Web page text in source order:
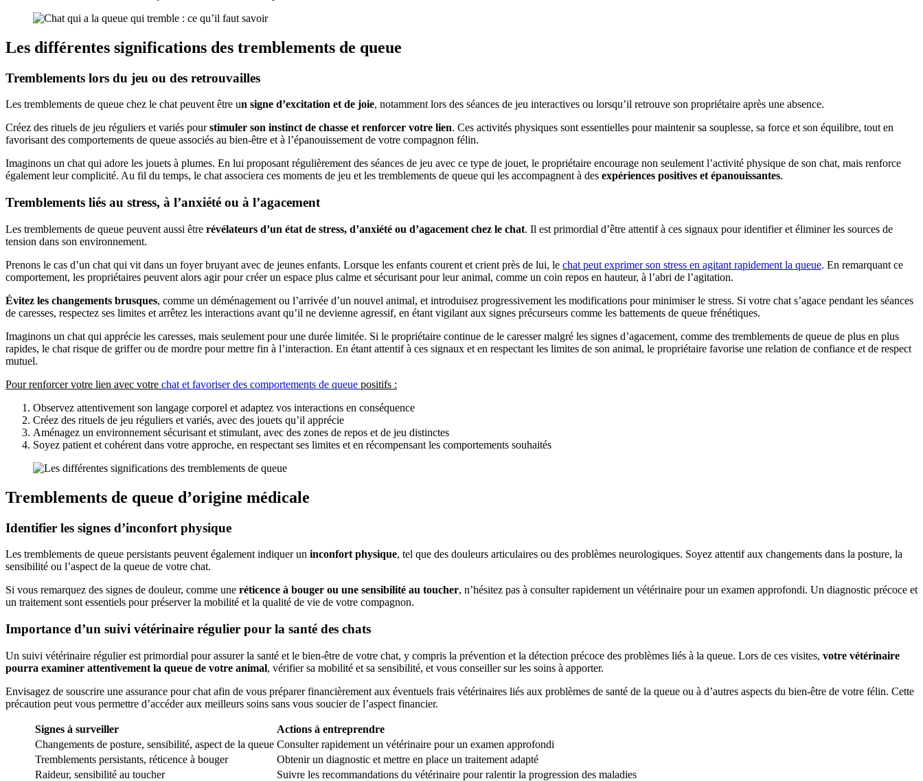
Les différentes significations des tremblements de queue
Tremblements lors du jeu ou des retrouvailles
Les tremblements de queue chez le chat peuvent être un signe d’excitation et de joie, notamment lors des séances de jeu interactives ou lorsqu’il retrouve son propriétaire après une absence.
Créez des rituels de jeu réguliers et variés pourstimuler son instinct de chasse et renforcer votre lien. Ces activités physiques sont essentielles pour maintenir sa souplesse, sa force et son équilibre, tout en
favorisant des comportements de queue associés au bien-être et à l’épanouissement de votre compagnon félin.
Imaginons un chat qui adore les jouets à plumes. En lui proposant régulièrement des séances de jeu avec ce type de jouet, le propriétaire encourage non seulement l’activité physique de son chat, mais renforce
également leur complicité. Au fil du temps, le chat associera ces moments de jeu et les tremblements de queue qui les accompagnent à des expériences positives et épanouissantes.
Tremblements liés au stress, à l’anxiété ou à l’agacement
Les tremblements de queue peuvent aussi être révélateurs d’un état de stress, d’anxiété ou d’agacement chez le chat. Il est primordial d’être attentif à ces signaux pour identifier et éliminer les sources de
tension dans son environnement.
Prenons le cas d’un chat qui vit dans un foyer bruyant avec de jeunes enfants. Lorsque les enfants courent et crient près de lui, le chat peut exprimer son stress en agitant rapidement la queue. En remarquant ce
comportement, les propriétaires peuvent alors agir pour créer un espace plus calme et sécurisant pour leur animal, comme un coin repos en hauteur, à l’abri de l’agitation.
Évitez les changements brusques, comme un déménagement ou l’arrivée d’un nouvel animal, et introduisez progressivement les modifications pour minimiser le stress. Si votre chat s’agace pendant les séances
de caresses, respectez ses limites et arrêtez les interactions avant qu’il ne devienne agressif, en étant vigilant aux signes précurseurs comme les battements de queue frénétiques.
Imaginons un chat qui apprécie les caresses, mais seulement pour une durée limitée. Si le propriétaire continue de le caresser malgré les signes d’agacement, comme des tremblements de queue de plus en plus
rapides, le chat risque de griffer ou de mordre pour mettre fin à l’interaction. En étant attentif à ces signaux et en respectant les limites de son animal, le propriétaire favorise une relation de confiance et de respect
mutuel.
Pour renforcer votre lien avec votre chat et favoriser des comportements de queue positifs :
Observez attentivement son langage corporel et adaptez vos interactions en conséquence
Créez des rituels de jeu réguliers et variés, avec des jouets qu’il apprécie
Aménagez un environnement sécurisant et stimulant, avec des zones de repos et de jeu distinctes
Soyez patient et cohérent dans votre approche, en respectant ses limites et en récompensant les comportements souhaités
Tremblements de queue d’origine médicale
Identifier les signes d’inconfort physique
Les tremblements de queue persistants peuvent également indiquer un inconfort physique, tel que des douleurs articulaires ou des problèmes neurologiques. Soyez attentif aux changements dans la posture, la
sensibilité ou l’aspect de la queue de votre chat.
Si vous remarquez des signes de douleur, comme une réticence à bouger ou une sensibilité au toucher, n’hésitez pas à consulter rapidement un vétérinaire pour un examen approfondi. Un diagnostic précoce et
un traitement sont essentiels pour préserver la mobilité et la qualité de vie de votre compagnon.
Importance d’un suivi vétérinaire régulier pour la santé des chats
Un suivi vétérinaire régulier est primordial pour assurer la santé et le bien-être de votre chat, y compris la prévention et la détection précoce des problèmes liés à la queue. Lors de ces visites, votre vétérinaire
pourra examiner attentivement la queue de votre animal, vérifier sa mobilité et sa sensibilité, et vous conseiller sur les soins à apporter.
Envisagez de souscrire une assurance pour chat afin de vous préparer financièrement aux éventuels frais vétérinaires liés aux problèmes de santé de la queue ou à d’autres aspects du bien-être de votre félin. Cette
précaution peut vous permettre d’accéder aux meilleurs soins sans vous soucier de l’aspect financier.
Signes à surveiller
Actions à entreprendre
Changements de posture, sensibilité, aspect de la queue Consulter rapidement un vétérinaire pour un examen approfondi
Tremblements persistants, réticence à bouger
Obtenir un diagnostic et mettre en place un traitement adapté
Raideur, sensibilité au toucher
Suivre les recommandations du vétérinaire pour ralentir la progression des maladies